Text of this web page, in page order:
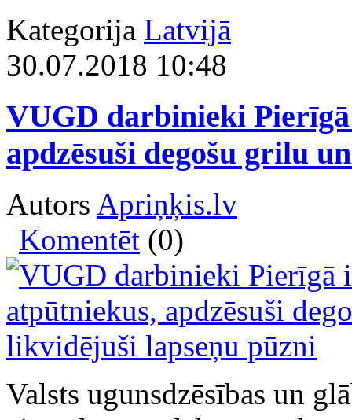
Kategorija Latvijā
30.07.2018 10:48
VUGD darbinieki
apdzēsuši degošu grilu
Autors Apriņķis.lv
Komentēt (0)
Valsts ugunsdzēsības un